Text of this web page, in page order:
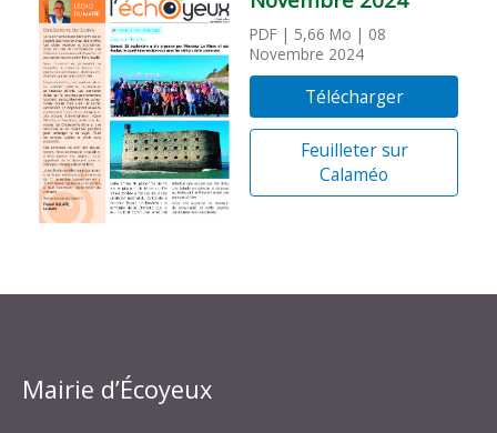
PDF | 5,66 Mo | 08
Novembre 2024
Télécharger
Feuilleter sur
Calaméo
Mairie d’Écoyeux